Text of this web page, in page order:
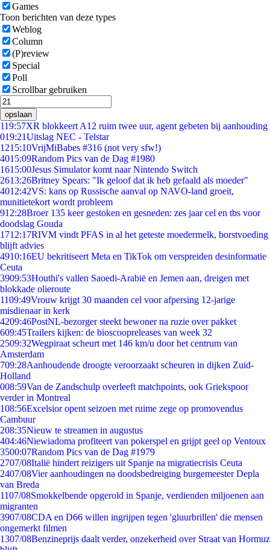
Games
Toon berichten van deze types
Weblog
Column
(P)review
Special
Poll
Scrollbar gebruiken
opslaan
119:57XR blokkeert A12 ruim twee uur, agent gebeten bij aanhouding
019:21Uitslag NEC - Telstar
1215:10VrijMiBabes #316 (not very sfw!)
4015:09Random Pics van de Dag #1980
1615:00Jesus Simulator komt naar Nintendo Switch
2613:26Britney Spears: "Ik geloof dat ik heb gefaald als moeder"
4012:42VS: kans op Russische aanval op NAVO-land groeit,
munitietekort wordt probleem
912:28Broer 135 keer gestoken en gesneden: zes jaar cel en tbs voor
doodslag Gouda
1712:17RIVM vindt PFAS in al het geteste moedermelk, borstvoeding
blijft advies
4910:16EU bekritiseert Meta en TikTok om verspreiden desinformatie
Ceuta
3909:53Houthi's vallen Saoedi-Arabië en Jemen aan, dreigen met
blokkade olieroute
1109:49Vrouw krijgt 30 maanden cel voor afpersing 12-jarige
misdienaar in kerk
4209:46PostNL-bezorger steekt bewoner na ruzie over pakket
609:45Trailers kijken: de bioscoopreleases van week 32
2509:32Wegpiraat scheurt met 146 km/u door het centrum van
Amsterdam
709:28Aanhoudende droogte veroorzaakt scheuren in dijken Zuid-
Holland
008:59Van de Zandschulp overleeft matchpoints, ook Griekspoor
verder in Montreal
108:56Excelsior opent seizoen met ruime zege op promovendus
Cambuur
208:35Nieuw te streamen in augustus
404:46Niewiadoma profiteert van pokerspel en grijpt geel op Ventoux
3500:07Random Pics van de Dag #1979
2707/08Italië hindert reizigers uit Spanje na migratiecrisis Ceuta
2407/08Vier aanhoudingen na doodsbedreiging burgemeester Depla
van Breda
1107/08Smokkelbende opgerold in Spanje, verdienden miljoenen aan
migranten
3907/08CDA en D66 willen ingrijpen tegen 'gluurbrillen' die mensen
ongemerkt filmen
1307/08Benzineprijs daalt verder, onzekerheid over Straat van Hormuz